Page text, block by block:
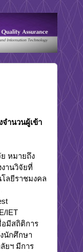
จำนวนผู้เข้า
หมายถึง
านวิจัยที่
ลยีราชมงคล
IET
อมีสถิติการ
นักศึกษา
ยฯ มีการ